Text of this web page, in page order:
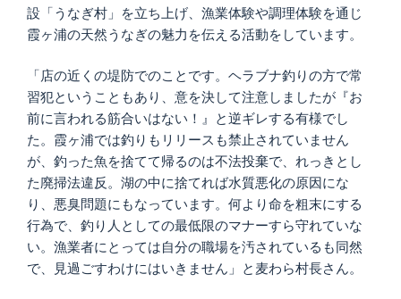
設「うなぎ村」を立ち上げ、漁業体験や調理体験を通じ
霞ヶ浦の天然うなぎの魅力を伝える活動をしています。
「店の近くの堤防でのことです。ヘラブナ釣りの方で常
習犯ということもあり、意を決して注意しましたが『お
前に言われる筋合いはない！』と逆ギレする有様でし
た。霞ヶ浦では釣りもリリースも禁止されていません
が、釣った魚を捨てて帰るのは不法投棄で、れっきとし
た廃掃法違反。湖の中に捨てれば水質悪化の原因にな
り、悪臭問題にもなっています。何より命を粗末にする
行為で、釣り人としての最低限のマナーすら守れていな
い。漁業者にとっては自分の職場を汚されているも同然
で、見過ごすわけにはいきません」と麦わら村長さん。